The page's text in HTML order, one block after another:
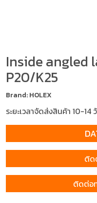
Inside angled
P20/K25
Brand: HOLEX
ระยะเวลาจัดส่งสินค้า 10-14
ติด
ติดต่อท